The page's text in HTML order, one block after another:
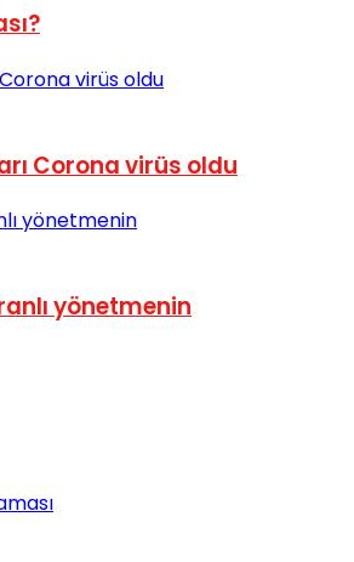
Corona virüs oldu
yönetmenin